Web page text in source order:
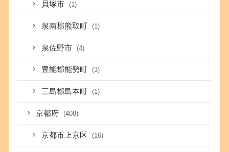
貝塚市 (1)
泉南郡熊取町 (1)
泉佐野市 (4)
豊能郡能勢町 (3)
三島郡島本町 (1)
京都府 (408)
京都市上京区 (16)